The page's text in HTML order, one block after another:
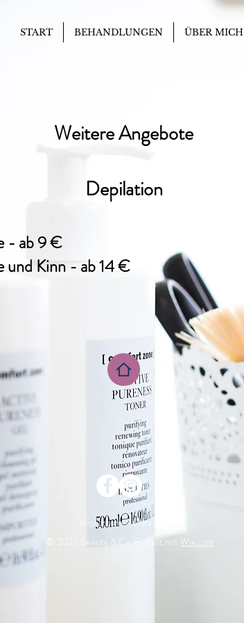
START BEHANDLUNGEN ÜBER MICH
Weitere Angebote
Depilation
- ab 9€
und Kinn - ab 14 €
Impressum
Datenschutz
© 2023 Beauty & Co. Erstellt mit Wix.com